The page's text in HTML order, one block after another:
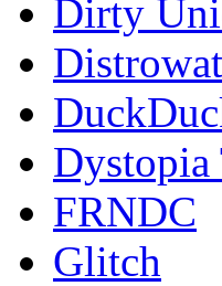
Dirty
Dystopia
FRNDC
Glitch